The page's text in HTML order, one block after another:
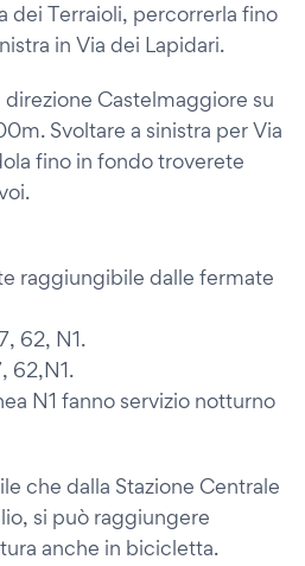
dei Terraioli, percorrerla fino
in Via dei Lapidari.
Castelmaggiore su
Svoltare a sinistra per Via
fino in fondo troverete
raggiungibile dalle fermate
62, N1.
62,N1.
N1 fanno servizio notturno
che dalla Stazione Centrale
si può raggiungere
anche in bicicletta.